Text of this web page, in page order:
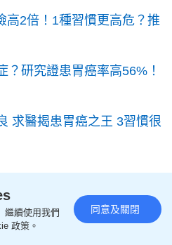
高2倍！1種習慣更高危？推
？研究證患胃癌率高56%！
求醫揭患胃癌之王 3習慣很
《星島申訴王》「港人置
機會贏走香港迪士尼樂園門
繼續使用我們
政策。
同意及關閉